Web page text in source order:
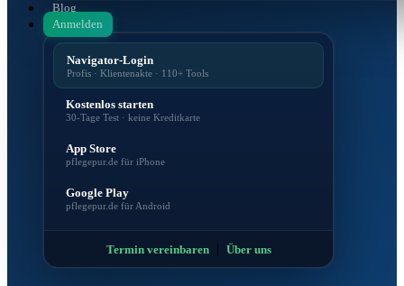
Blog
Anmelden
Navigator-Login
Profis · Klientenakte · 110+ Tools
Kostenlos starten
30-Tage Test · keine Kreditkarte
App Store
pflegepur.de für iPhone
Google Play
pflegepur.de für Android
Termin vereinbaren| Über uns